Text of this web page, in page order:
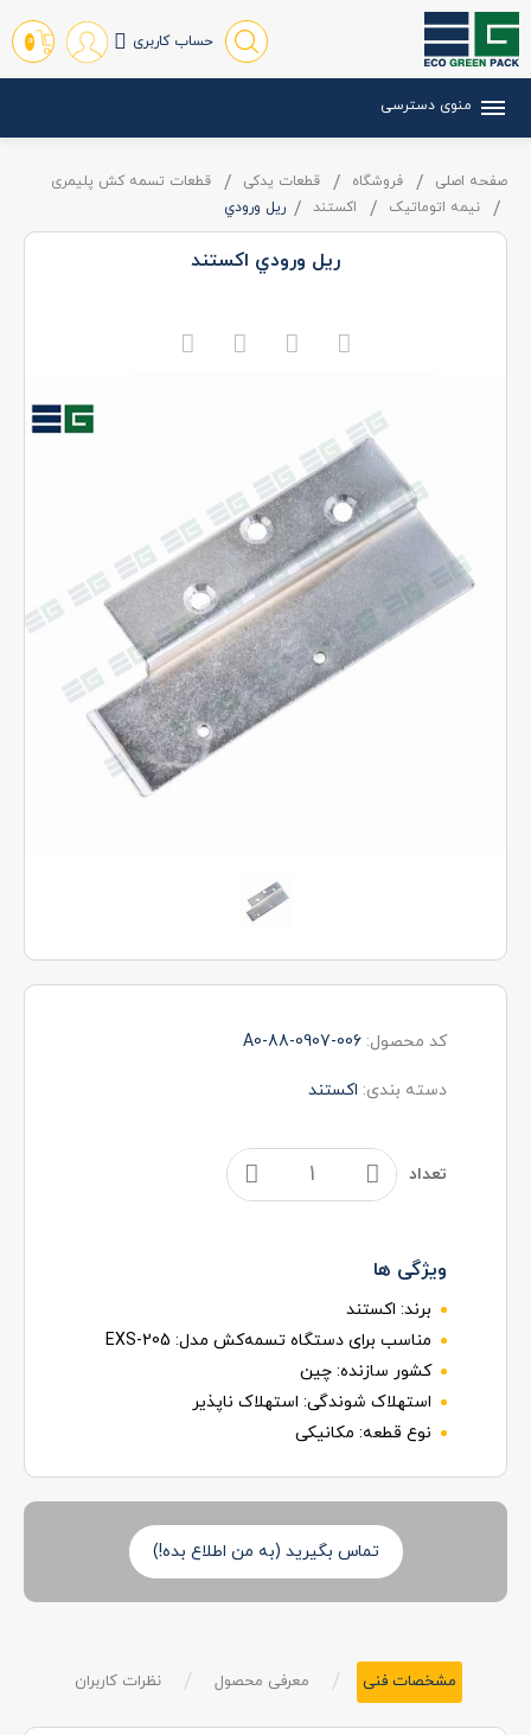
حساب کاربری 0
منوی دسترسی
صفحه اصلی فروشگاه قطعات یدکی
قطعات تسمه کش پلیمری
نیمه اتوماتیک
اکستند ريل ورودي
ريل ورودي اکستند
کد محصول: 88-0907-006-A0
دسته بندی: اکستند
تعداد
ویژگی ها
برند: اکستند
مناسب برای دستگاه تسمه‌کش مدل: EXS-205
کشور سازنده: چین
استهلاک شوندگی: استهلاک ناپذیر
نوع قطعه: مکانیکی
تماس بگیرید (به من اطلاع بده!)
مشخصات فنی / معرفی محصول / نظرات کاربران